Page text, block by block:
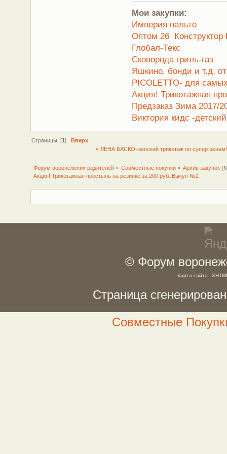
Мои закупки:
Империя пальто
Оптом 26 Конструктор
Глобал-Текс
Сковорода гриль-газ
Яшкино, бонди и т.д.
PICOLETTO- для
Акция! Трикотажная
Предзаказ Зима 2017/
Виктория кидс -
Страницы: [1] Вверх
« ЛЕНА БАСКО-женский трикотаж по супер
Форум воронежских родителей» Совместные покупки » Архив закупок
Акция! Трикотажная простынь на резинке за 200 руб. Выкуп №2
© Форум
Карта сайта
Страница
Совместные